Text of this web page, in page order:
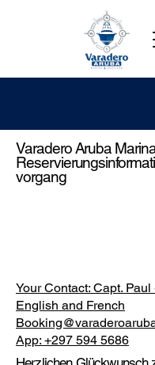
Varadero Aruba
vorgang
Your Contact: Capt.
English and French
App: +297 594 5686